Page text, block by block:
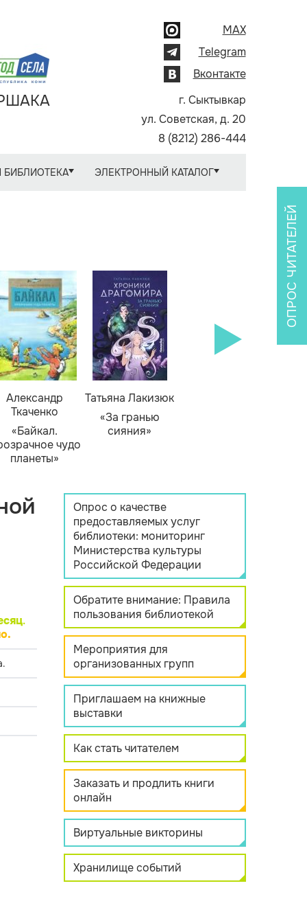
MAX
Telegram
Вконтакте
г. Сыктывкар
ул. Советская, д. 20
8 (8212) 286-444
БИБЛИОТЕКА ЭЛЕКТРОННЫЙ КАТАЛОГ
Александр
Ткаченко
«Байкал.
чудо
планеты»
Татьяна Лакизюк
«За гранью
сияния»
.
ОПРОС ЧИТАТЕЛЕЙ
Опрос о качестве
предоставляемых услуг
библиотеки: мониторинг
Министерства культуры
Российской Федерации
Обратите внимание: Правила
пользования библиотекой
Мероприятия для
организованных групп
Приглашаем на книжные
выставки
Как стать читателем
Заказать и продлить книги
онлайн
Виртуальные викторины
Хранилище событий